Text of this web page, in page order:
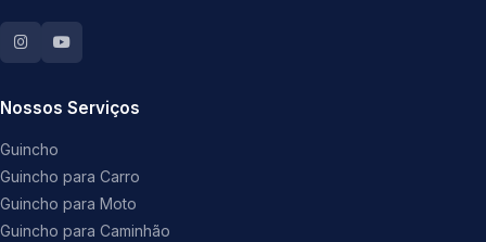
Nossos Serviços
Guincho
Guincho para Carro
Guincho para Moto
Guincho para Caminhão